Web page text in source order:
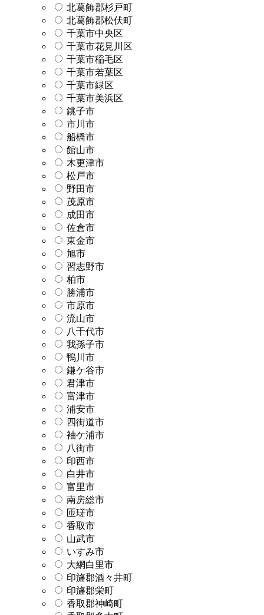
北葛飾郡杉戸町
北葛飾郡松伏町
千葉市中央区
千葉市花見川区
千葉市稲毛区
千葉市若葉区
千葉市緑区
千葉市美浜区
銚子市
市川市
船橋市
館山市
木更津市
松戸市
野田市
茂原市
成田市
佐倉市
東金市
旭市
習志野市
柏市
勝浦市
市原市
流山市
八千代市
我孫子市
鴨川市
鎌ケ谷市
君津市
富津市
浦安市
四街道市
袖ケ浦市
八街市
印西市
白井市
富里市
南房総市
匝瑳市
香取市
山武市
いすみ市
大網白里市
印旛郡酒々井町
印旛郡栄町
香取郡神崎町